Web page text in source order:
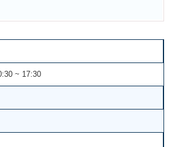
~ 17:30